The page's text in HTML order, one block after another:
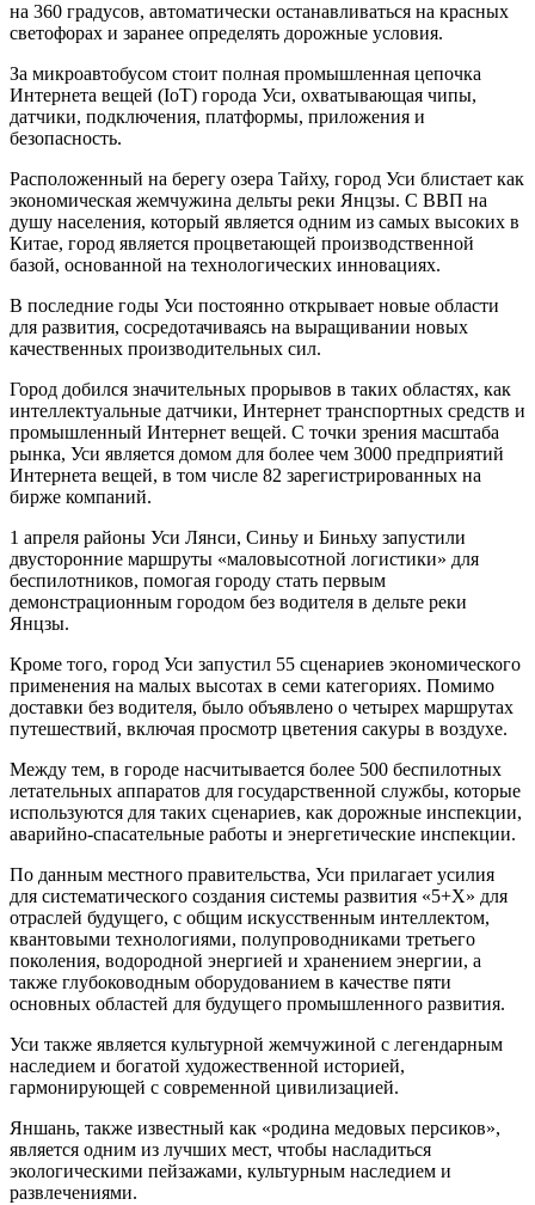
на 360 градусов, автоматически останавливаться на красных
светофорах и заранее определять дорожные условия.
За микроавтобусом стоит полная промышленная цепочка
Интернета вещей (IoT) города Уси, охватывающая чипы,
датчики, подключения, платформы, приложения и
безопасность.
Расположенный на берегу озера Тайху, город Уси блистает как
экономическая жемчужина дельты реки Янцзы. С ВВП на
душу населения, который является одним из самых высоких в
Китае, город является процветающей производственной
базой, основанной на технологических инновациях.
В последние годы Уси постоянно открывает новые области
для развития, сосредотачиваясь на выращивании новых
качественных производительных сил.
Город добился значительных прорывов в таких областях, как
интеллектуальные датчики, Интернет транспортных средств и
промышленный Интернет вещей. С точки зрения масштаба
рынка, Уси является домом для более чем 3000 предприятий
Интернета вещей, в том числе 82 зарегистрированных на
бирже компаний.
1 апреля районы Уси Лянси, Синьу и Биньху запустили
двусторонние маршруты «маловысотной логистики» для
беспилотников, помогая городу стать первым
демонстрационным городом без водителя в дельте реки
Янцзы.
Кроме того, город Уси запустил 55 сценариев экономического
применения на малых высотах в семи категориях. Помимо
доставки без водителя, было объявлено о четырех маршрутах
путешествий, включая просмотр цветения сакуры в воздухе.
Между тем, в городе насчитывается более 500 беспилотных
летательных аппаратов для государственной службы, которые
используются для таких сценариев, как дорожные инспекции,
аварийно-спасательные работы и энергетические инспекции.
По данным местного правительства, Уси прилагает усилия
для систематического создания системы развития «5+X» для
отраслей будущего, с общим искусственным интеллектом,
квантовыми технологиями, полупроводниками третьего
поколения, водородной энергией и хранением энергии, а
также глубоководным оборудованием в качестве пяти
основных областей для будущего промышленного развития.
Уси также является культурной жемчужиной с легендарным
наследием и богатой художественной историей,
гармонирующей с современной цивилизацией.
Яншань, также известный как «родина медовых персиков»,
является одним из лучших мест, чтобы насладиться
экологическими пейзажами, культурным наследием и
развлечениями.